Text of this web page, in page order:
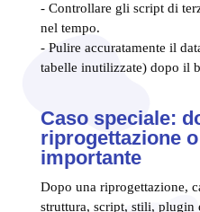
- Controllare gli script di
nel tempo.
- Pulire accuratamente il
tabelle inutilizzate) dopo il
Caso speciale:
riprogettazione
importante
Dopo una riprogettazione,
struttura, script, stili, plugin